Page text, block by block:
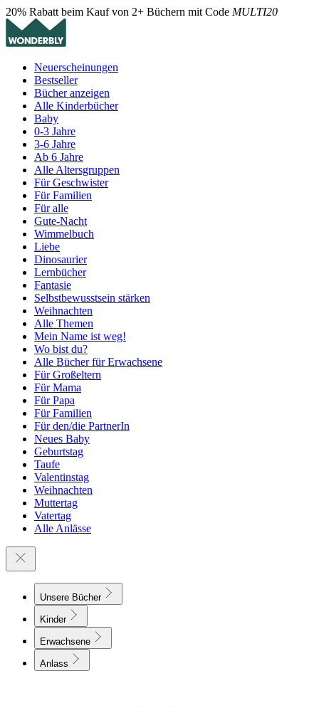
20% Rabatt beim Kauf von 2+ Büchern mit Code MULTI20
Neuerscheinungen
Bestseller
Bücher anzeigen
Alle Kinderbücher
Baby
0-3 Jahre
3-6 Jahre
Ab 6 Jahre
Alle Altersgruppen
Für Geschwister
Für Familien
Für alle
Gute-Nacht
Wimmelbuch
Liebe
Dinosaurier
Lernbücher
Fantasie
Selbstbewusstsein stärken
Weihnachten
Alle Themen
Mein Name ist weg!
Wo bist du?
Alle Bücher für Erwachsene
Für Großeltern
Für Mama
Für Papa
Für Familien
Für den/die PartnerIn
Neues Baby
Geburtstag
Taufe
Valentinstag
Weihnachten
Muttertag
Vatertag
Alle Anlässe
Unsere Bücher
Kinder
Erwachsene
Anlass